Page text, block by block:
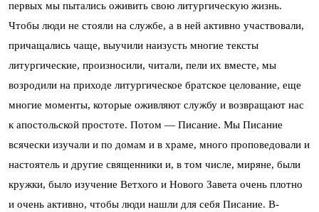
первых мы пытались оживить свою литургическую жизнь.
Чтобы люди не стояли на службе, а в ней активно участвовали,
причащались чаще, выучили наизусть многие тексты
литургические, произносили, читали, пели их вместе, мы
возродили на приходе литургическое братское целование, еще
многие моменты, которые оживляют службу и возвращают нас
к апостольской простоте. Потом — Писание. Мы Писание
всячески изучали и по домам и в храме, много проповедовали и
настоятель и другие священники и, в том числе, миряне, были
кружки, было изучение Ветхого и Нового Завета очень плотно
и очень активно, чтобы люди нашли для себя Писание. В-